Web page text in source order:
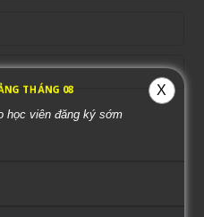
X
THÁNG 08
học viên đăng ký sớm